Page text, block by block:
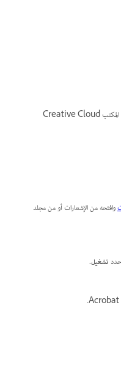
قم بإلغاء تثبيت Acrobat وتطبيق سطح المكتب Creative Cloud
وافتحه من الإشعارات أو من مجلد
تشغيل.